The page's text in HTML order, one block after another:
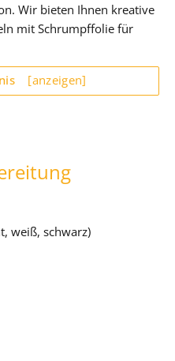
Wir bieten Ihnen kreative
mit Schrumpffolie für
[anzeigen]
weiß, schwarz)